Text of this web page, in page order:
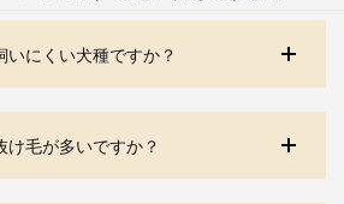
いにくい犬種ですか？
け毛が多いですか？